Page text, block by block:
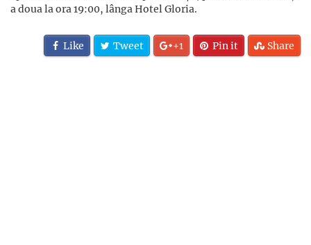
a doua la ora 19:00, lânga Hotel Gloria.
Like Tweet +1 Pin it Share